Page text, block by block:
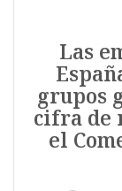
Las
grupos
cifra de
el